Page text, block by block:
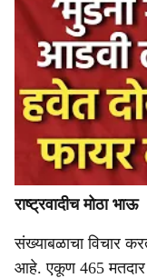
राष्ट्रवादीच मोठा भाऊ
संख्याबळाचा विचार
आहे. एकूण 465 मतदार